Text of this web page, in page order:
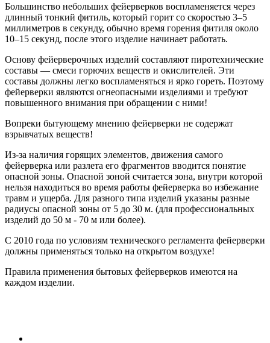
Большинство небольших фейерверков воспламеняется через
длинный тонкий фитиль, который горит со скоростью 3–5
миллиметров в секунду, обычно время горения фитиля около
10–15 секунд, после этого изделие начинает работать.
Основу фейерверочных изделий составляют пиротехнические
составы — смеси горючих веществ и окислителей. Эти
составы должны легко воспламеняться и ярко гореть. Поэтому
фейерверки являются огнеопасными изделиями и требуют
повышенного внимания при обращении с ними!
Вопреки бытующему мнению фейерверки не содержат
взрывчатых веществ!
Из-за наличия горящих элементов, движения самого
фейерверка или разлета его фрагментов вводится понятие
опасной зоны. Опасной зоной считается зона, внутри которой
нельзя находиться во время работы фейерверка во избежание
травм и ущерба. Для разного типа изделий указаны разные
радиусы опасной зоны от 5 до 30 м. (для профессиональных
изделий до 50 м - 70 м или более).
С 2010 года по условиям технического регламента фейерверки
должны применяться только на открытом воздухе!
Правила применения бытовых фейерверков имеются на
каждом изделии.